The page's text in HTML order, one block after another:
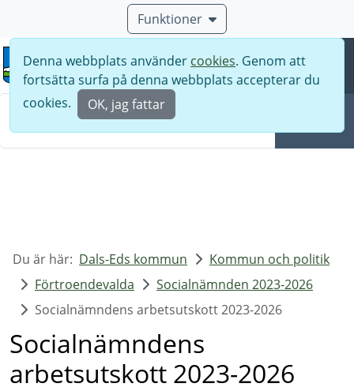
Funktioner
Meny
Denna webbplats använder cookies. Genom att
fortsätta surfa på denna webbplats accepterar du
cookies.
OK, jag fattar
Du är här: Dals-Eds kommun
Kommun och politik
Förtroendevalda
Socialnämnden 2023-2026
Socialnämndens arbetsutskott 2023-2026
Socialnämndens
arbetsutskott 2023-2026